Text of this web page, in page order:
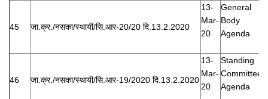
45 जा.क्र./नसका/स्थायी/सि.आर-20/20 दि.13.2.2020
13-
Mar-
20
General
Body
Agenda
46 जा.क्र./नसका/स्थायी/सि.आर-19/2020 दि.13.2.2020
13-
Mar-
20
Standing
Committee
Agenda